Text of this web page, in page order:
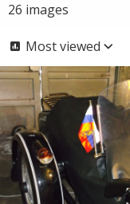
26 images
Most viewed